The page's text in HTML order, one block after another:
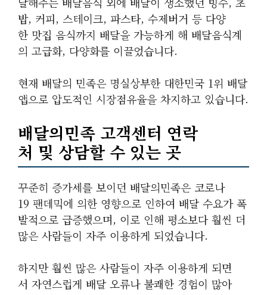
밥, 커피, 스테이크, 파스타, 수제버거 등 다양
한 맛집 음식까지 배달을 가능하게 해 배달음식계
의 고급화, 다양화를 이끌었습니다.
현재 배달의 민족은 명실상부한 대한민국 1위 배달
앱으로 압도적인 시장점유율을 차지하고 있습니다.
배달의민족 고객센터 연락
처 및 상담할 수 있는 곳
꾸준히 증가세를 보이던 배달의민족은 코로나
19 팬데믹에 의한 영향으로 인하여 배달 수요가 폭
발적으로 급증했으며, 이로 인해 평소보다 훨씬 더
많은 사람들이 자주 이용하게 되었습니다.
하지만 훨씬 많은 사람들이 자주 이용하게 되면
서 자연스럽게 배달 오류나 불쾌한 경험이 많아